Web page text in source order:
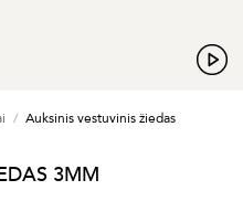
Auksinis vestuvinis žiedas
3MM